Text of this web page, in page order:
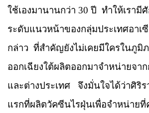
ใช้เองมานานกว่า 30 ปี ทำให้เรามี
ระดับแนวหน้าของกลุ่มประเทศอาเ
กล่าว ที่สำคัญยังไม่เคยมีใครในภูมิ
ออกเฉียงใต้ผลิตออกมาจำหน่ายจา
และต่างประเทศ
จึงมั่นใจได้ว่าศิริ
แรกที่ผลิตวัคซีนไรฝุ่นเพื่อจำหน่ายที่